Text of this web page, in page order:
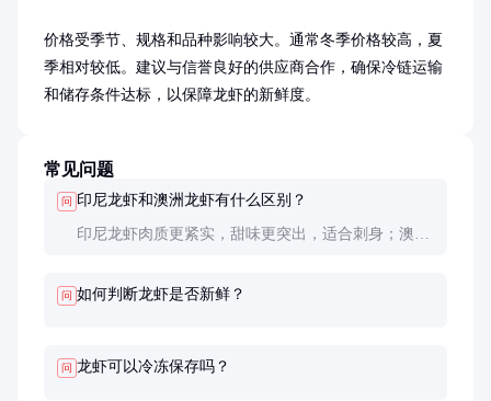
价格受季节、规格和品种影响较大。通常冬季价格较高，夏
季相对较低。建议与信誉良好的供应商合作，确保冷链运输
和储存条件达标，以保障龙虾的新鲜度。
常见问题
问 印尼龙虾和澳洲龙虾有什么区别？
印尼龙虾肉质更紧实，甜味更突出，适合刺身；澳洲
问 如何判断龙虾是否新鲜？
问 龙虾可以冷冻保存吗？